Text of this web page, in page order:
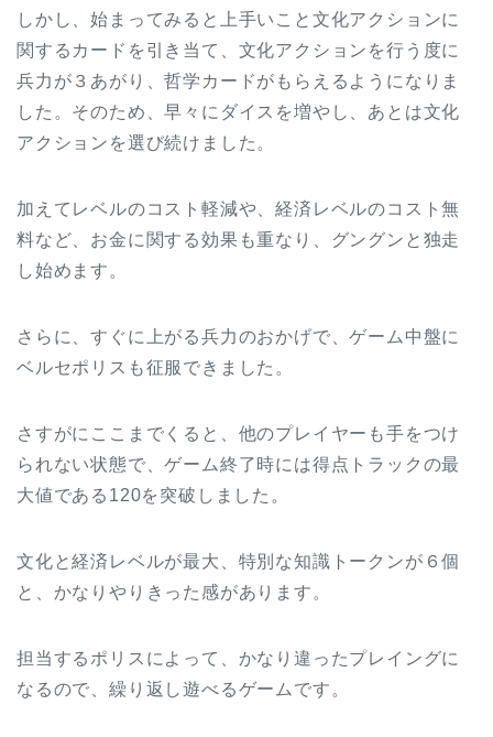
しかし、始まってみると上手いこと文化アクションに
関するカードを引き当て、文化アクションを行う度に
兵力が３あがり、哲学カードがもらえるようになりま
した。そのため、早々にダイスを増やし、あとは文化
アクションを選び続けました。
加えてレベルのコスト軽減や、経済レベルのコスト無
料など、お金に関する効果も重なり、グングンと独走
し始めます。
さらに、すぐに上がる兵力のおかげで、ゲーム中盤に
ベルセポリスも征服できました。
さすがにここまでくると、他のプレイヤーも手をつけ
られない状態で、ゲーム終了時には得点トラックの最
大値である120を突破しました。
文化と経済レベルが最大、特別な知識トークンが６個
と、かなりやりきった感があります。
担当するポリスによって、かなり違ったプレイングに
なるので、繰り返し遊べるゲームです。